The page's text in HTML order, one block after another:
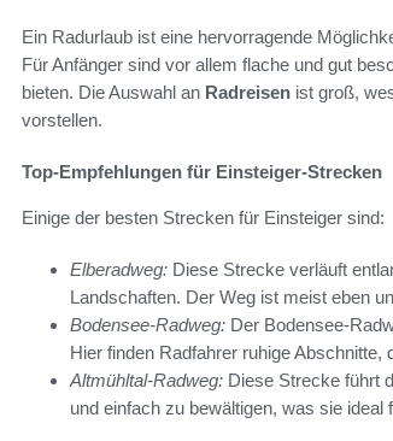
Ein Radurlaub ist eine hervorragende
Für Anfänger sind vor allem flache und gut
bieten. Die Auswahl an Radreisen ist groß,
vorstellen.
Top-Empfehlungen für Einsteiger-Strecken
Einige der besten Strecken für Einsteiger sind:
Elberadweg: Diese Strecke verläuft
Landschaften. Der Weg ist meist eben
Bodensee-Radweg: Der Bodensee-
Hier finden Radfahrer ruhige Abschnitte,
Altmühltal-Radweg: Diese Strecke führt
und einfach zu bewältigen, was sie ideal